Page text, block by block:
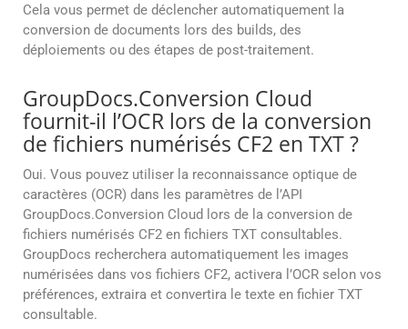
Cela vous permet de déclencher automatiquement la
conversion de documents lors des builds, des
déploiements ou des étapes de post-traitement.
GroupDocs.Conversion Cloud
fournit-il l’OCR lors de la conversion
de fichiers numérisés CF2 en TXT ?
Oui. Vous pouvez utiliser la reconnaissance optique de
caractères (OCR) dans les paramètres de l’API
GroupDocs.Conversion Cloud lors de la conversion de
fichiers numérisés CF2 en fichiers TXT consultables.
GroupDocs recherchera automatiquement les images
numérisées dans vos fichiers CF2, activera l’OCR selon vos
préférences, extraira et convertira le texte en fichier TXT
consultable.